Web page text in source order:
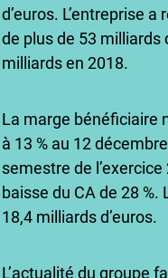
d’euros. L’entreprise
de plus de 53 milliards
milliards en 2018.
La marge bénéficiaire
à 13 % au 12
semestre de
baisse du CA de 28
18,4 milliards d’euros.
L’actualité du groupe